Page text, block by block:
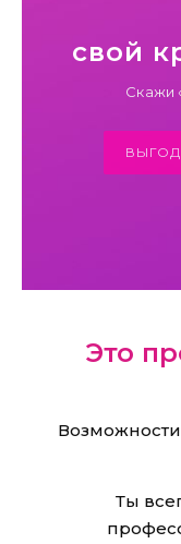
свой
Скажи
Это
Ты